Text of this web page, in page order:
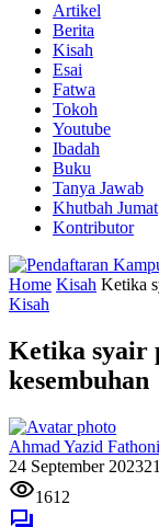
Artikel
Berita
Kisah
Esai
Fatwa
Tokoh
Youtube
Ibadah
Buku
Tanya Jawab
Khutbah Jumat
Kontributor
Home Kisah Ketika
Kisah
Ketika syair
kesembuhan
Ahmad Yazid Fathoni
24 September 2023
1612